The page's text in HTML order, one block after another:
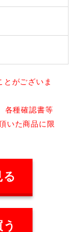
がございま
各種確認書等
いた商品に限